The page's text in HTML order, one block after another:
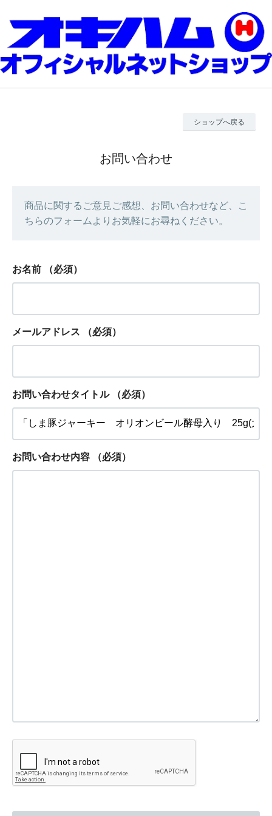
ショップへ戻る
お問い合わせ
商品に関するご意見ご感想、お問い合わせなど、こ
ちらのフォームよりお気軽にお尋ねください。
お名前 （必須）
メールアドレス （必須）
お問い合わせタイトル （必須）
お問い合わせ内容 （必須）